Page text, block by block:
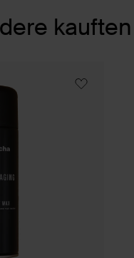
kauften